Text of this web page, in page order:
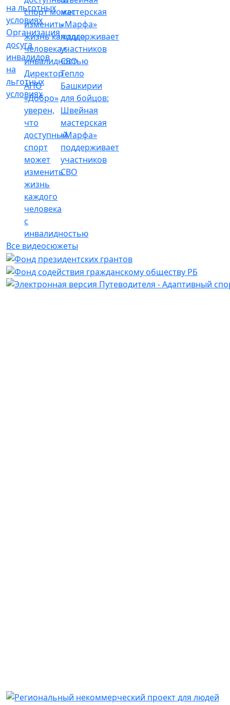
Организация
досуга
инвалидов
на
льготных
условиях
Директор
АНО
«Добро»
уверен,
что
доступный
спорт
может
изменить
жизнь
каждого
человека
с
инвалидностью
Тепло
Башкирии
для бойцов:
Швейная
мастерская
«Марфа»
поддерживает
участников
СВО
Все видеосюжеты